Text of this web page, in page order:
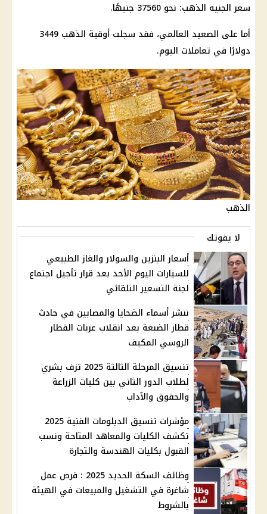
سعر الجنيه الذهب: نحو 37560 جنيهًا.
أما على الصعيد العالمي، فقد سجلت أوقية الذهب 3449
دولارًا في تعاملات اليوم.
الذهب
لا يفوتك
أسعار البنزين والسولار والغاز الطبيعي
للسيارات اليوم الأحد بعد قرار تأجيل اجتماع
لجنة التسعير التلقائي
ننشر أسماء الضحايا والمصابين في حادث
قطار الضبعة بعد انقلاب عربات القطار
الروسي المكيف
تنسيق المرحلة الثالثة 2025 تزف بشري
لطلاب الدور الثاني بين كليات الزراعة
والحقوق والآداب
مؤشرات تنسيق الدبلومات الفنية 2025
تكشف الكليات والمعاهد المتاحة ونسب
القبول بكليات الهندسة والتجارة
وظائف السكة الحديد 2025 : فرص عمل
شاغرة في التشغيل والمبيعات في الهيئة
بالشروط